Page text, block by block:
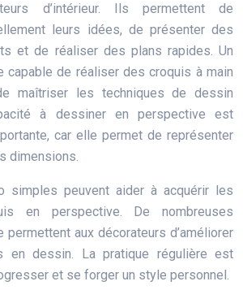
d’intérieur. Ils permettent de
leurs idées, de présenter des
et de réaliser des plans rapides. Un
capable de réaliser des croquis à main
maîtriser les techniques de dessin
à dessiner en perspective est
car elle permet de représenter
dimensions.
simples peuvent aider à acquérir les
en perspective. De nombreuses
aux décorateurs d’améliorer
en dessin. La pratique régulière est
et se forger un style personnel.